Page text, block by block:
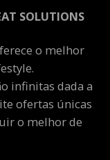
SOLUTIONS
o melhor
infinitas dada a
ofertas únicas
o melhor de